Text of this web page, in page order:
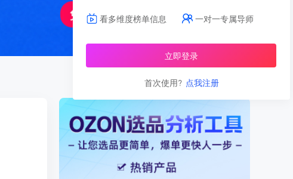
看多维度榜单信息 一对一专属导师
立即登录
首次使用? 点我注册